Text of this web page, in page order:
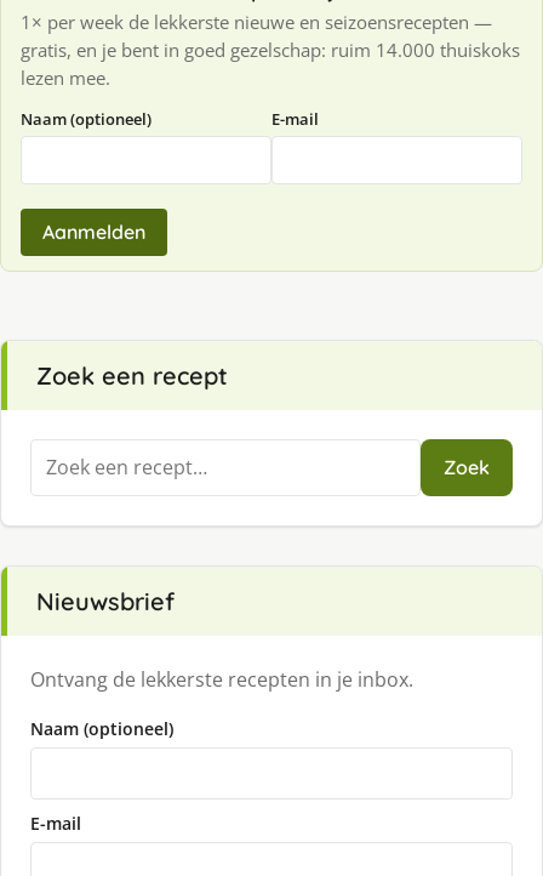
1× per week de lekkerste nieuwe en seizoensrecepten —
gratis, en je bent in goed gezelschap: ruim 14.000 thuiskoks
lezen mee.
Naam (optioneel) E-mail
Aanmelden
Zoek een recept
Zoeken
naar:
Zoek
Nieuwsbrief
Ontvang de lekkerste recepten in je inbox.
Naam (optioneel)
E-mail